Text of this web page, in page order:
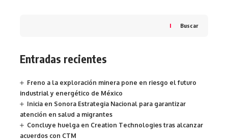
Buscar
Entradas recientes
Freno a la exploración minera pone en riesgo el futuro
industrial y energético de México
Inicia en Sonora Estrategia Nacional para garantizar
atención en salud a migrantes
Concluye huelga en Creation Technologies tras alcanzar
acuerdos con CTM